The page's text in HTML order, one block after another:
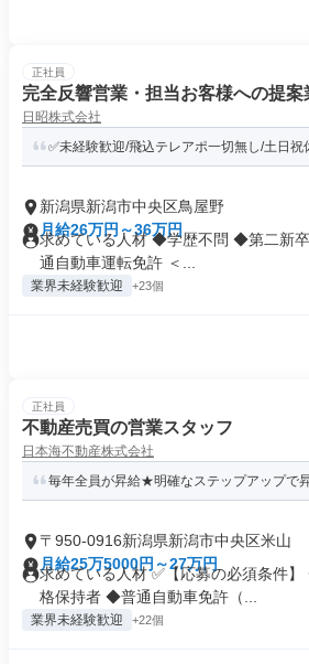
正社員
完全反響営業・担当お客様への提案
日昭株式会社
✅未経験歓迎/飛込テレアポ一切無し/土日祝
新潟県新潟市中央区鳥屋野
月給26万円～36万円
求めている人材 ◆学歴不問 ◆第二新
通自動車運転免許 ＜...
業界未経験歓迎 +23個
正社員
不動産売買の営業スタッフ
日本海不動産株式会社
毎年全員が昇給★明確なステップアップで
〒950-0916新潟県新潟市中央区米山
月給25万5000円～27万円
求めている人材 ✅【応募の必須条件
格保持者 ◆普通自動車免許（...
業界未経験歓迎 +22個